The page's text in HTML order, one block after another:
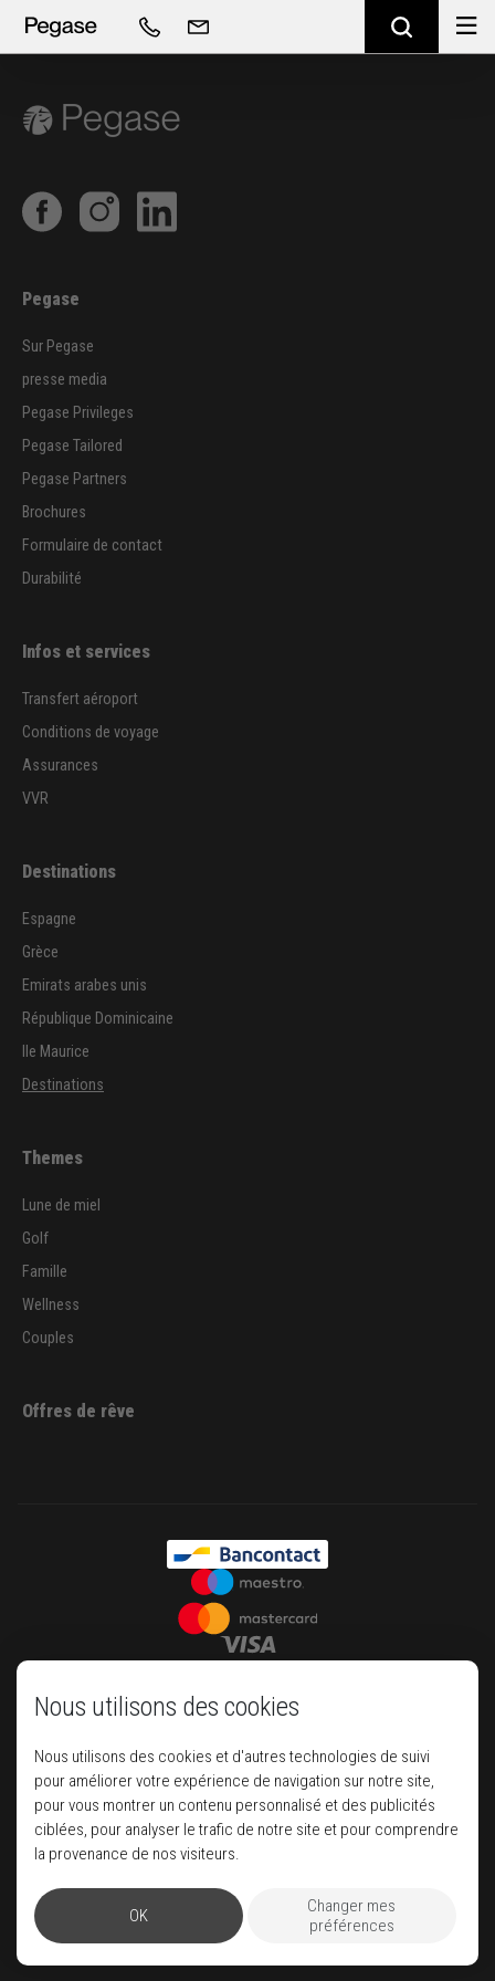
Nous utilisons des cookies
Nous utilisons des cookies et d'autres technologies de suivi
pour améliorer votre expérience de navigation sur notre site,
pour vous montrer un contenu personnalisé et des publicités
ciblées, pour analyser le trafic de notre site et pour comprendre
la provenance de nos visiteurs.
OK
Changer mes
préférences
Pegase
Sur Pegase
presse media
Pegase Privileges
Pegase Tailored
Pegase Partners
Brochures
Formulaire de contact
Durabilité
Infos et services
Transfert aéroport
Conditions de voyage
Assurances
VVR
Destinations
Espagne
Grèce
Emirats arabes unis
République Dominicaine
Ile Maurice
Destinations
Themes
Lune de miel
Golf
Famille
Wellness
Couples
Offres de rêve
Your house of luxury travel
Pegase